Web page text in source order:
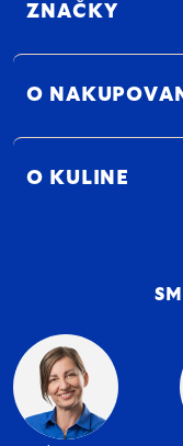
ZNAČKY
O
O KULINE